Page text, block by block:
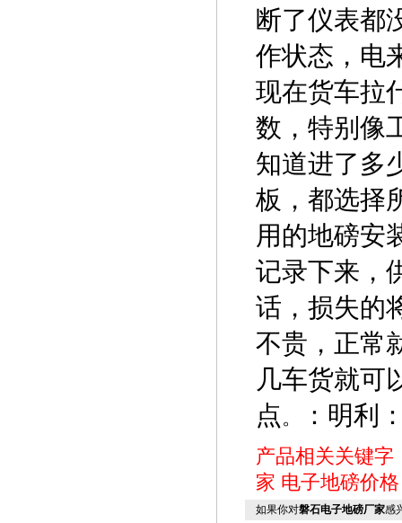
断了仪表都
作状态，电
现在货车拉
数，特别像
知道进了多
板，都选择
用的地磅安
记录下来，
话，损失的
不贵，正常
几车货就可
点 。 ： 明利
产品相关关键
家 电子地磅价格
如果你对磐石电子地磅厂家感